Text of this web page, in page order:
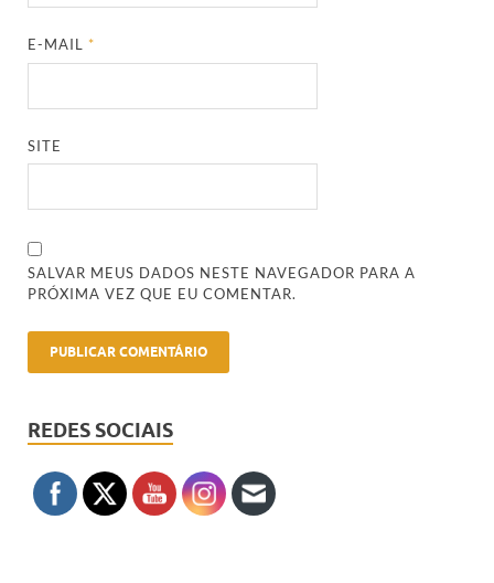
E-MAIL*
SITE
SALVAR MEUS DADOS NESTE NAVEGADOR PARA A
PRÓXIMA VEZ QUE EU COMENTAR.
REDES SOCIAIS